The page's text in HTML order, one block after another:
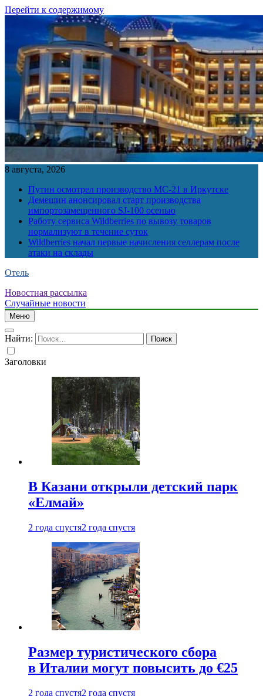
Перейти к содержимому
8 августа, 2026
Путин осмотрел производство МС-21 в Иркутске
Демешин анонсировал старт производства
импортозамещенного SJ-100 осенью
Работу сервиса Wildberries по вывозу товаров
нормализуют в течение суток
Wildberries начал первые начисления селлерам после
атаки на склады
Отель
Новостная рассылка
Случайные новости
Меню
Найти:
Заголовки
В Казани открыли детский парк
«Елмай»
2 года спустя2 года спустя
Размер туристического сбора
в Италии могут повысить до €25
2 года спустя2 года спустя